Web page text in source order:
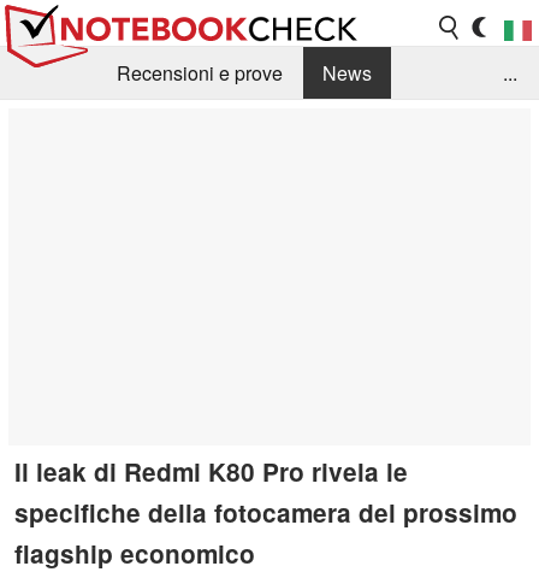
Recensioni e prove
News
...
Il leak di Redmi K80 Pro rivela le
specifiche della fotocamera del prossimo
flagship economico